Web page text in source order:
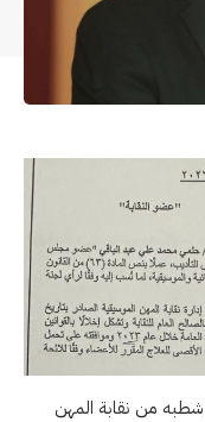
شطبه من نقابة المهن